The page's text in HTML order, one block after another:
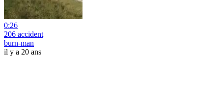
0:26
206 accident
burn-man
il y a 20 ans